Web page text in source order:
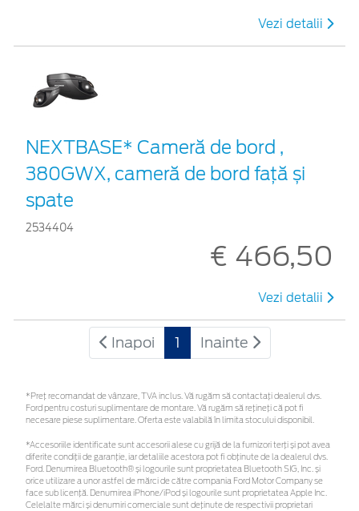
Vezi detalii
NEXTBASE* Cameră de bord ,
380GWX, cameră de bord față și
spate
2534404
€ 466,50
Vezi detalii
Inapoi 1 Inainte
*Preţ recomandat de vânzare, TVA inclus. Vă rugăm să contactaţi dealerul dvs.
Ford pentru costuri suplimentare de montare. Vă rugăm să rețineți că pot fi
necesare piese suplimentare. Oferta este valabilă în limita stocului disponibil.
*Accesoriile identificate sunt accesorii alese cu grijă de la furnizori terți și pot avea
diferite condiții de garanție, iar detaliile acestora pot fi obținute de la dealerul dvs.
Ford. Denumirea Bluetooth® și logourile sunt proprietatea Bluetooth SIG, Inc. și
orice utilizare a unor astfel de mărci de către compania Ford Motor Company se
face sub licență. Denumirea iPhone/iPod și logourile sunt proprietatea Apple Inc.
Celelalte mărci și denumiri comerciale sunt deținute de respectivii proprietari